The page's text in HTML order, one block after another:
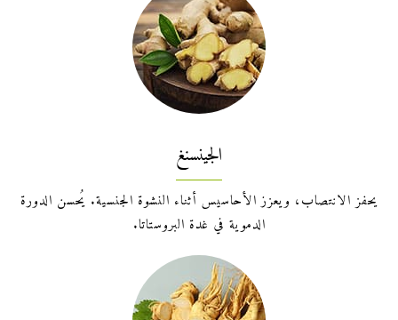
الجينسنغ
يحفز الانتصاب، ويعزز الأحاسيس أثناء النشوة الجنسية. يُحسن الدورة
الدموية في غدة البروستاتا.